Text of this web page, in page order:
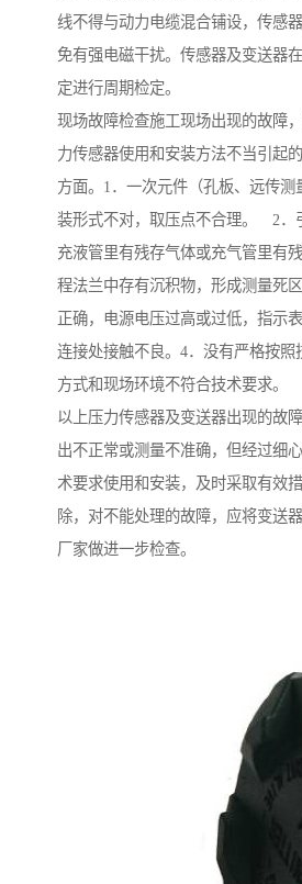
线不得与动力电缆混合铺设，传感
免有强电磁干扰。传感器及变送器
定进行周期检定。
现场故障检查施工现场出现的故障
力传感器使用和安装方法不当引起
方面。1．一次元件（孔板、远传测
装形式不对，取压点不合理。 2．
充液管里有残存气体或充气管里有
程法兰中存有沉积物，形成测量死
正确，电源电压过高或过低，指示
连接处接触不良。4．没有严格按照
方式和现场环境不符合技术要求。
以上压力传感器及变送器出现的故
出不正常或测量不准确，但经过细
术要求使用和安装，及时采取有效
除，对不能处理的故障，应将变送
厂家做进一步检查。